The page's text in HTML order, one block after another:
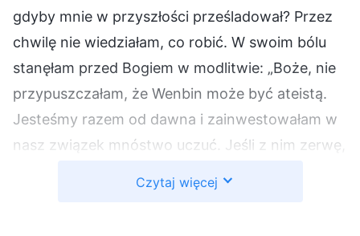
gdyby mnie w przyszłości prześladował? Przez
chwilę nie wiedziałam, co robić. W swoim bólu
stanęłam przed Bogiem w modlitwie: „Boże, nie
przypuszczałam, że Wenbin może być ateistą.
Jesteśmy razem od dawna i zainwestowałam w
nasz związek mnóstwo uczuć. Jeśli z nim zerwę,
się na kawałki. Nie mogę znieść myśli o utracie
Czytaj więcej